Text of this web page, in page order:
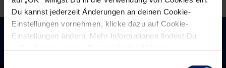
Du kannst jederzeit Änderungen an deinen Cookie-
Einstellungen vornehmen, klicke dazu auf Cookie-
Einstellungen ändern. Mehr Informationen findest Du
an
(HNA)